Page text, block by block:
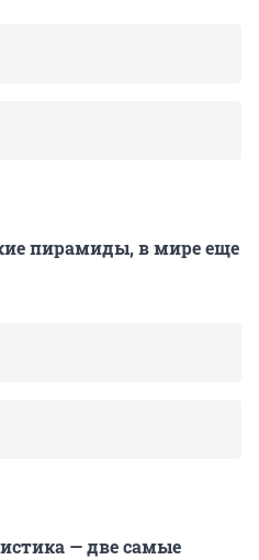
пирамиды, в мире еще
— две самые